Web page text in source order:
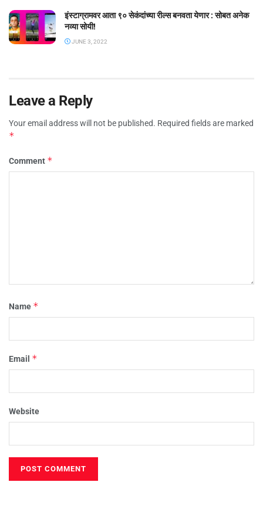
इंस्टाग्रामवर आता ९० सेकंदांच्या रील्स बनवता येणार : सोबत अनेक
नव्या सोयी!
JUNE 3, 2022
Leave a Reply
Your email address will not be published. Required fields are marked
*
Comment *
Name *
Email *
Website